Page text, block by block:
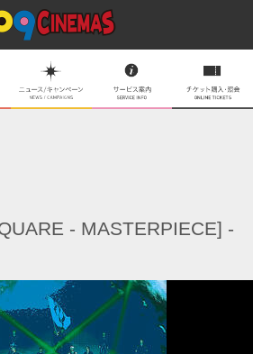
- MASTERPIECE] -